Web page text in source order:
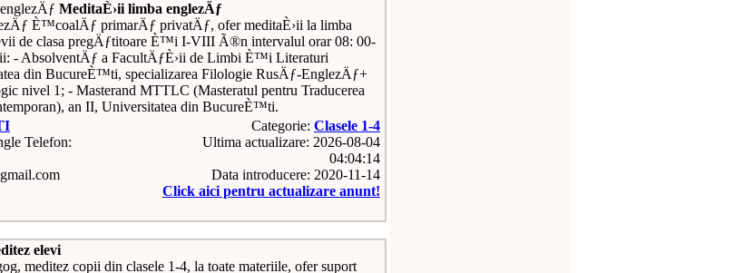
MeditaÈ›ii limba englezÄƒ
È™coalÄƒ primarÄƒ privatÄƒ, ofer meditaÈ›ii la limba
de clasa pregÄƒtitoare È™i I-VIII Ã®n intervalul orar 08: 00-
- AbsolventÄƒ a FacultÄƒÈ›ii de Limbi È™i Literaturi
din BucureÈ™ti, specializarea Filologie RusÄƒ-EnglezÄƒ+
nivel 1; - Masterand MTTLC (Masteratul pentru Traducerea
an II, Universitatea din BucureÈ™ti.
Telefon:
Categorie: Clasele 1-4
Ultima actualizare: 2026-08-04
04:04:14
Data introducere: 2020-11-14
Click aici pentru actualizare anunt!
elevi
meditez copii din clasele 1-4, la toate materiile, ofer suport